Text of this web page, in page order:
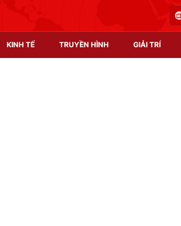
KINH TẾ TRUYỀN HÌNH GIẢI TRÍ